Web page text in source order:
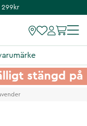
stängd